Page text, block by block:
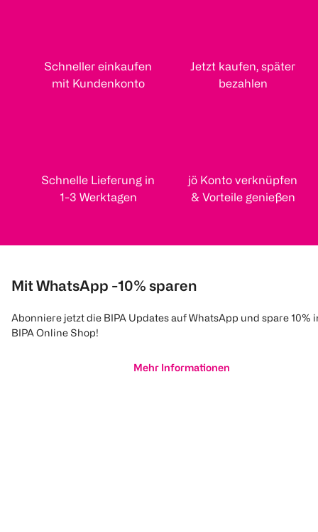
Schneller einkaufen
mit Kundenkonto
Jetzt kaufen, später
bezahlen
Schnelle Lieferung in
1-3 Werktagen
jö Konto verknüpfen
& Vorteile genießen
Mit WhatsApp -10% sparen
Abonniere jetzt die BIPA Updates auf WhatsApp und spare 10%
BIPA Online Shop!
Mehr Informationen